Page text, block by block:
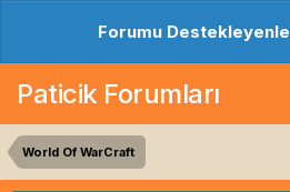
Forumu
Paticik Forumları
World Of WarCraft